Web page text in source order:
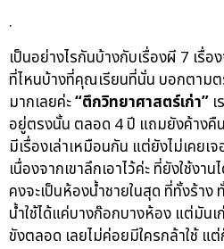
.
เป็นอย่างไรกันบ้างกับเรื่องผี 7 เรื่
ที่ไหนบ้างที่คุณเรียนที่นั่น บอกตามต
มากเลยค่ะ“ตึกวิทยาศาสตร์เก่า”
อยู่ตรงนั้น ตลอด 4 ปี แถมยังค้าง
มีเรื่องเล่าเหมือนกัน แต่ยังไม่เคยเ
เนื่องจากเขาลึกเอาไว้ค่ะ ที่ยังใช้ง
คงจะเป็นห้องน้ำชายในสุด ที่ทั้งร้า
น้ำใช้ได้แค่บางก๊อกบางห้อง แต่มันเ
ขังตลอด เลยไม่ค่อยมีใครกล้าใช้ แ